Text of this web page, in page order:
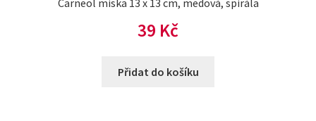
Carneol miska 13 x 13 cm, medová, spirála
39 Kč
Přidat do košíku